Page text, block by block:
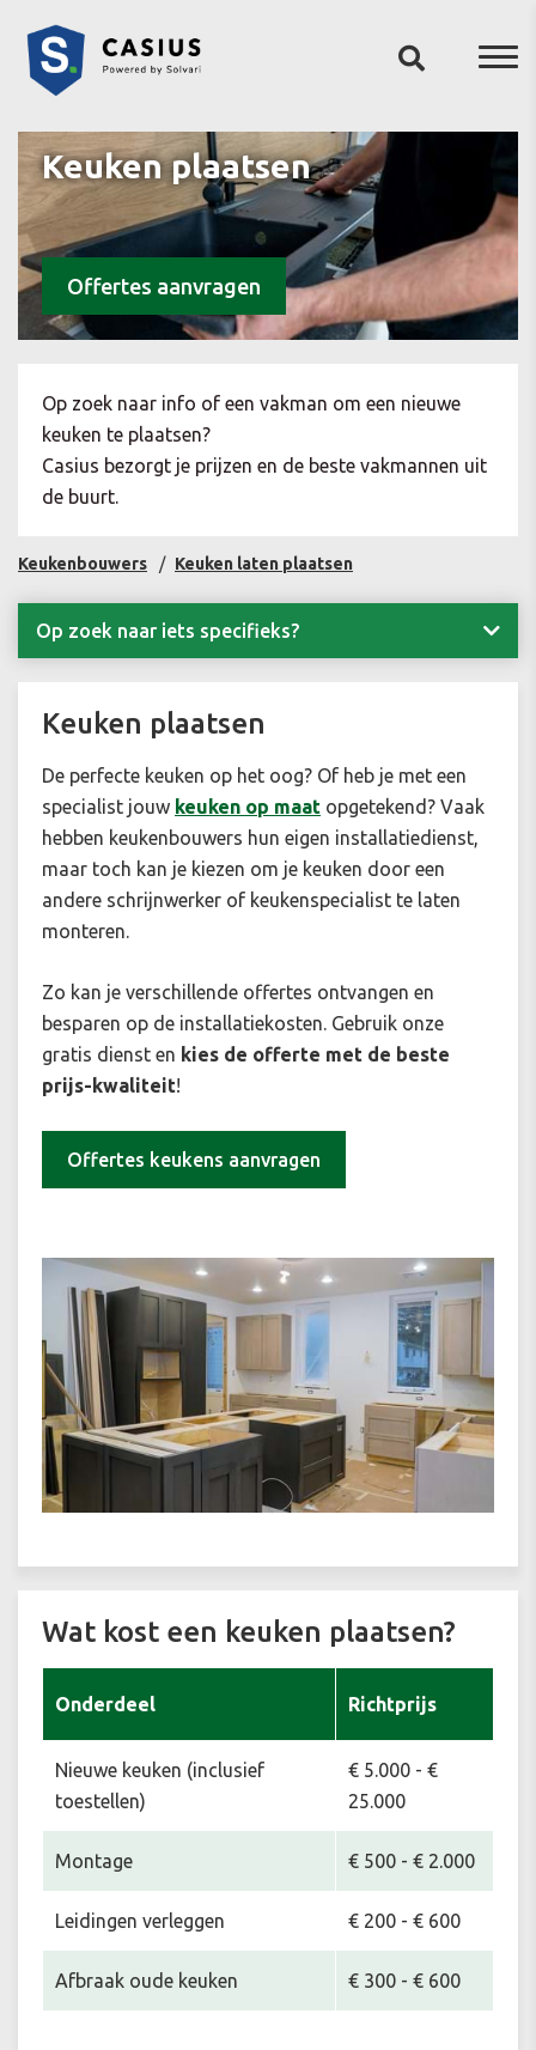
Keuken plaatsen
Offertes aanvragen
Op zoek naar info of een vakman om een nieuwe
keuken te plaatsen?
Casius bezorgt je prijzen en de beste vakmannen uit
de buurt.
Keukenbouwers Keuken laten plaatsen
Op zoek naar iets specifieks?
Keuken plaatsen
De perfecte keuken op het oog? Of heb je met een
specialist jouw keuken op maat opgetekend? Vaak
hebben keukenbouwers hun eigen installatiedienst,
maar toch kan je kiezen om je keuken door een
andere schrijnwerker of keukenspecialist te laten
monteren.
Zo kan je verschillende offertes ontvangen en
besparen op de installatiekosten. Gebruik onze
gratis dienst en kies de offerte met de beste
prijs-kwaliteit!
Offertes keukens aanvragen
Wat kost een keuken plaatsen?
Onderdeel Richtprijs
Nieuwe keuken (inclusief
toestellen)
€ 5.000 - €
25.000
Montage € 500 - € 2.000
Leidingen verleggen € 200 - € 600
Afbraak oude keuken € 300 - € 600